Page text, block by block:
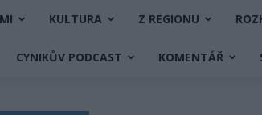
KULTURA Z REGIONU
CYNIKŮV PODCAST KOMENTÁŘ